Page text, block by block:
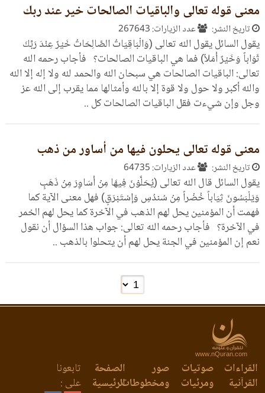
معنى قوله تعالى والباقيات الصالحات خير عند ربك
تاريخ النشر: عدد الزيارات: 267643
يقول السائل يقول الله تعالى (وَالْبَاقِيَاتُ الصَّالِحَاتُ خَيْرٌ عِنْدَ رَبِّكَ
ثَوَاباً وَخَيْرٌ أَمَلاً) فما هي الباقيات الصالحات؟ فأجاب رحمه الله
تعالى: الباقيات الصالحات هي سبحان الله والحمد لله ولا إله إلا الله
والله أكبر ولا حول ولا قوة إلا بالله وأمثالها مما يقرب إلى الله عز
وجل وإن شيءت فقل الباقيات الصالحات كل ..
معنى قوله تعالى يحلون فيها من أساور من ذهب
تاريخ النشر: عدد الزيارات: 64735
يقول السائل قال الله تعالى (يُحَلَّوْنَ فِيهَا مِنْ أَسَاوِرَ مِنْ ذَهَبٍ
وَيَلْبَسُونَ ثِيَاباً خُضْراً مِنْ سُندُسٍ وَإِسْتَبْرَقٍ) فهل معنى الآية كما
فهمت أن المؤمنين يحل لهم الذهب في الآخرة كما يحل لهم الخمر
في الآخرة؟ فأجاب رحمه الله تعالى: جواب هذا السؤال أن نقول
نعم إن المؤمنين في الجنة يحل لهم أن يتحلوا بالذهب ..
www.nQuran.com
القراءات
القرآنية
صوتيات
ومرئيات
صور
ومخطوطات
الصفحة
الرئيسية
تابعونا
على :